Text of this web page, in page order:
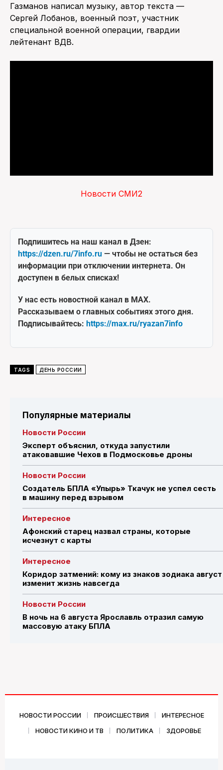
Газманов написал музыку, автор текста —
Сергей Лобанов, военный поэт, участник
специальной военной операции, гвардии
лейтенант ВДВ.
Новости СМИ2
Подпишитесь на наш канал в Дзен:
https://dzen.ru/7info.ru — чтобы не остаться без
информации при отключении интернета. Он
доступен в белых списках!
У нас есть новостной канал в MAX.
Рассказываем о главных событиях этого дня.
Подписывайтесь: https://max.ru/ryazan7info
TAGS ДЕНЬ РОССИИ
Популярные материалы
Новости России
Эксперт объяснил, откуда запустили
атаковавшие Чехов в Подмосковье дроны
Новости России
Создатель БПЛА «Упырь» Ткачук не успел сесть
в машину перед взрывом
Интересное
Афонский старец назвал страны, которые
исчезнут с карты
Интересное
Коридор затмений: кому из знаков зодиака август
изменит жизнь навсегда
Новости России
В ночь на 6 августа Ярославль отразил самую
массовую атаку БПЛА
НОВОСТИ РОССИИ ПРОИСШЕСТВИЯ
ИНТЕРЕСНОЕ
НОВОСТИ КИНО И ТВ
ПОЛИТИКА ЗДОРОВЬЕ